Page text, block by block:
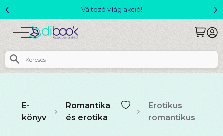
Csomagajánlatok- Akár 25% kedvezménnyel!
‹ ›
E-
könyv
Romantika
és erotika
Erotikus
romantikus